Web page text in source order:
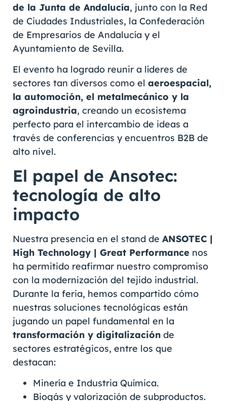
de la Junta de Andalucía, junto con la Red
de Ciudades Industriales, la Confederación
de Empresarios de Andalucía y el
Ayuntamiento de Sevilla.
El evento ha logrado reunir a líderes de
sectores tan diversos como el aeroespacial,
la automoción, el metalmecánico y la
agroindustria, creando un ecosistema
perfecto para el intercambio de ideas a
través de conferencias y encuentros B2B de
alto nivel.
El papel de Ansotec:
tecnología de alto
impacto
Nuestra presencia en el stand de ANSOTEC |
High Technology | Great Performance nos
ha permitido reafirmar nuestro compromiso
con la modernización del tejido industrial.
Durante la feria, hemos compartido cómo
nuestras soluciones tecnológicas están
jugando un papel fundamental en la
transformación y digitalización de
sectores estratégicos, entre los que
destacan:
Minería e Industria Química.
Biogás y valorización de subproductos.